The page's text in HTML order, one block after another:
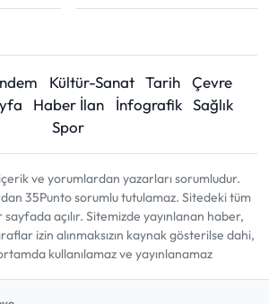
Kültür-Sanat Tarih
Çevre
Haber İlan İnfografik Sağlık
Spor
ve yorumlardan yazarları sorumludur.
35Punto sorumlu tutulamaz. Sitedeki tüm
açılır. Sitemizde yayınlanan haber,
izin alınmaksızın kaynak gösterilse dahi,
kullanılamaz ve yayınlanamaz